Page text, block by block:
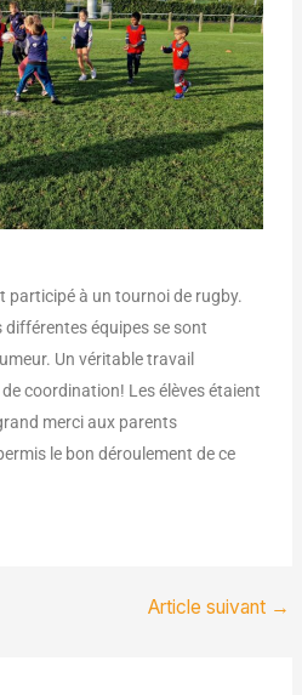
participé à un tournoi de rugby.
différentes équipes se sont
Un véritable travail
coordination! Les élèves étaient
merci aux parents
le bon déroulement de ce
Article suivant →